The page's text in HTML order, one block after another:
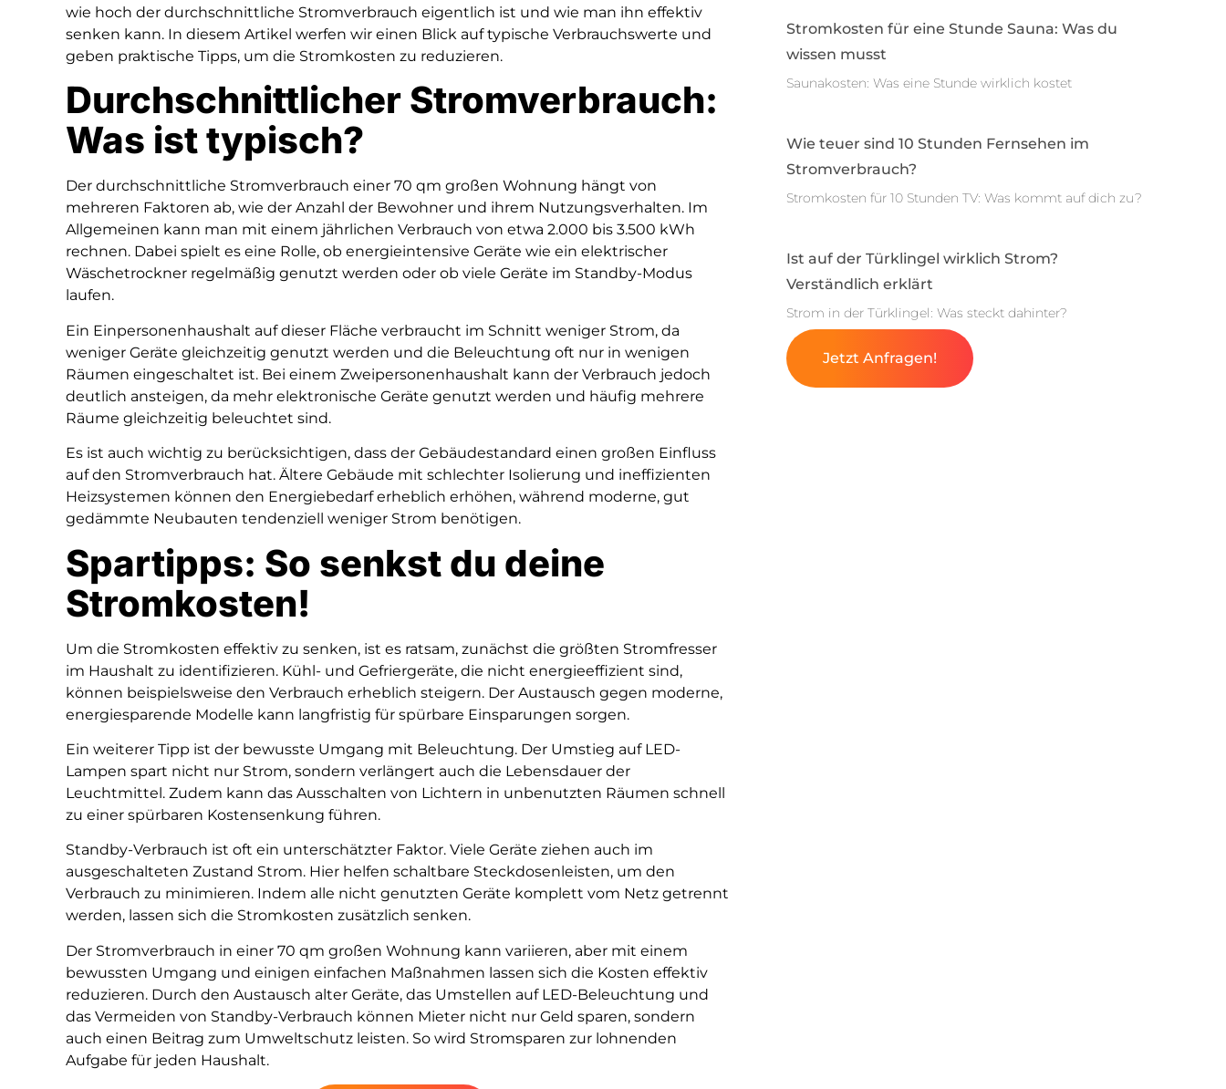
wie hoch der durchschnittliche Stromverbrauch eigentlich ist und wie man ihn effektiv
senken kann. In diesem Artikel werfen wir einen Blick auf typische Verbrauchswerte und
geben praktische Tipps, um die Stromkosten zu reduzieren.
Durchschnittlicher Stromverbrauch:
Was ist typisch?
Der durchschnittliche Stromverbrauch einer 70 qm großen Wohnung hängt von
mehreren Faktoren ab, wie der Anzahl der Bewohner und ihrem Nutzungsverhalten. Im
Allgemeinen kann man mit einem jährlichen Verbrauch von etwa 2.000 bis 3.500 kWh
rechnen. Dabei spielt es eine Rolle, ob energieintensive Geräte wie ein elektrischer
Wäschetrockner regelmäßig genutzt werden oder ob viele Geräte im Standby-Modus
laufen.
Ein Einpersonenhaushalt auf dieser Fläche verbraucht im Schnitt weniger Strom, da
weniger Geräte gleichzeitig genutzt werden und die Beleuchtung oft nur in wenigen
Räumen eingeschaltet ist. Bei einem Zweipersonenhaushalt kann der Verbrauch jedoch
deutlich ansteigen, da mehr elektronische Geräte genutzt werden und häufig mehrere
Räume gleichzeitig beleuchtet sind.
Es ist auch wichtig zu berücksichtigen, dass der Gebäudestandard einen großen Einfluss
auf den Stromverbrauch hat. Ältere Gebäude mit schlechter Isolierung und ineffizienten
Heizsystemen können den Energiebedarf erheblich erhöhen, während moderne, gut
gedämmte Neubauten tendenziell weniger Strom benötigen.
Spartipps: So senkst du deine
Stromkosten!
Um die Stromkosten effektiv zu senken, ist es ratsam, zunächst die größten Stromfresser
im Haushalt zu identifizieren. Kühl- und Gefriergeräte, die nicht energieeffizient sind,
können beispielsweise den Verbrauch erheblich steigern. Der Austausch gegen moderne,
energiesparende Modelle kann langfristig für spürbare Einsparungen sorgen.
Ein weiterer Tipp ist der bewusste Umgang mit Beleuchtung. Der Umstieg auf LED-
Lampen spart nicht nur Strom, sondern verlängert auch die Lebensdauer der
Leuchtmittel. Zudem kann das Ausschalten von Lichtern in unbenutzten Räumen schnell
zu einer spürbaren Kostensenkung führen.
Standby-Verbrauch ist oft ein unterschätzter Faktor. Viele Geräte ziehen auch im
ausgeschalteten Zustand Strom. Hier helfen schaltbare Steckdosenleisten, um den
Verbrauch zu minimieren. Indem alle nicht genutzten Geräte komplett vom Netz getrennt
werden, lassen sich die Stromkosten zusätzlich senken.
Der Stromverbrauch in einer 70 qm großen Wohnung kann variieren, aber mit einem
bewussten Umgang und einigen einfachen Maßnahmen lassen sich die Kosten effektiv
reduzieren. Durch den Austausch alter Geräte, das Umstellen auf LED-Beleuchtung und
das Vermeiden von Standby-Verbrauch können Mieter nicht nur Geld sparen, sondern
auch einen Beitrag zum Umweltschutz leisten. So wird Stromsparen zur lohnenden
Aufgabe für jeden Haushalt.
Stromkosten für eine Stunde Sauna: Was du
wissen musst
Saunakosten: Was eine Stunde wirklich kostet
Wie teuer sind 10 Stunden Fernsehen im
Stromverbrauch?
Stromkosten für 10 Stunden TV: Was kommt auf dich zu?
Ist auf der Türklingel wirklich Strom?
Verständlich erklärt
Strom in der Türklingel: Was steckt dahinter?
Jetzt Anfragen!